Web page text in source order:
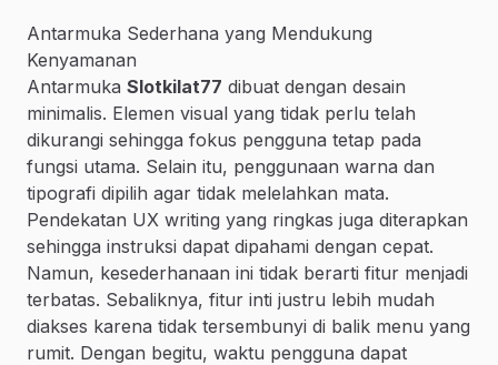
Antarmuka Sederhana yang Mendukung
Kenyamanan
Antarmuka Slotkilat77 dibuat dengan desain
minimalis. Elemen visual yang tidak perlu telah
dikurangi sehingga fokus pengguna tetap pada
fungsi utama. Selain itu, penggunaan warna dan
tipografi dipilih agar tidak melelahkan mata.
Pendekatan UX writing yang ringkas juga diterapkan
sehingga instruksi dapat dipahami dengan cepat.
Namun, kesederhanaan ini tidak berarti fitur menjadi
terbatas. Sebaliknya, fitur inti justru lebih mudah
diakses karena tidak tersembunyi di balik menu yang
rumit. Dengan begitu, waktu pengguna dapat